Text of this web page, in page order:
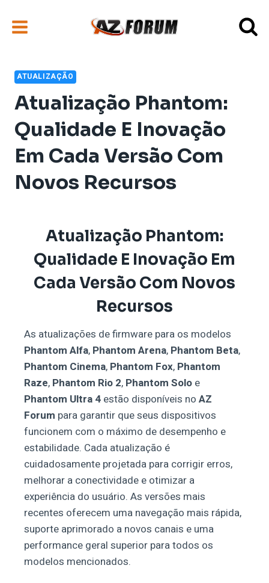
para
ATUALIZAÇÃO
Atualização Phantom:
Qualidade E Inovação
Em Cada Versão Com
Novos Recursos
Atualização Phantom:
Qualidade E Inovação Em
Cada Versão Com Novos
Recursos
As atualizações de firmware para os modelos
Phantom Alfa, Phantom Arena, Phantom Beta,
Phantom Cinema, Phantom Fox, Phantom
Raze, Phantom Rio 2, Phantom Solo e
Phantom Ultra 4 estão disponíveis no AZ
Forum para garantir que seus dispositivos
funcionem com o máximo de desempenho e
estabilidade. Cada atualização é
cuidadosamente projetada para corrigir erros,
melhorar a conectividade e otimizar a
experiência do usuário. As versões mais
recentes oferecem uma navegação mais rápida,
suporte aprimorado a novos canais e uma
performance geral superior para todos os
modelos mencionados.